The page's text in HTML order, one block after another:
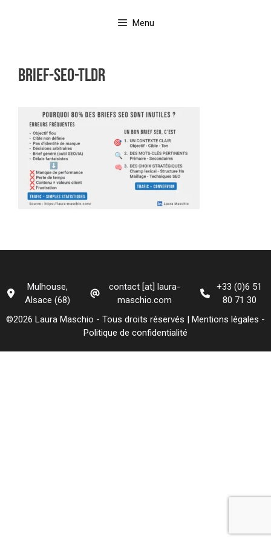
Menu
Brief-SEO-TLDR
Mulhouse,
Alsace (68)
contact [at] laura-
maschio.com
+33 (0)6 51
80 71 30
©2026 Laura Maschio - Tous droits réservés | Mentions légales -
Politique de confidentialité